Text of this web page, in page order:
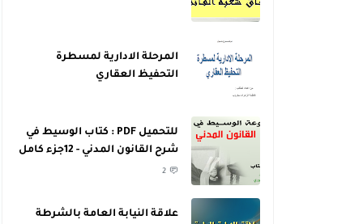
المرحلة الادارية لمسطرة
التحفيظ العقاري
للتحميل PDF : كتاب الوسيط في
شرح القانون المدني - 12جزء كامل
- للدكتور عبد الرازق السنهوري
2
علاقة النيابة العامة بالشرطة